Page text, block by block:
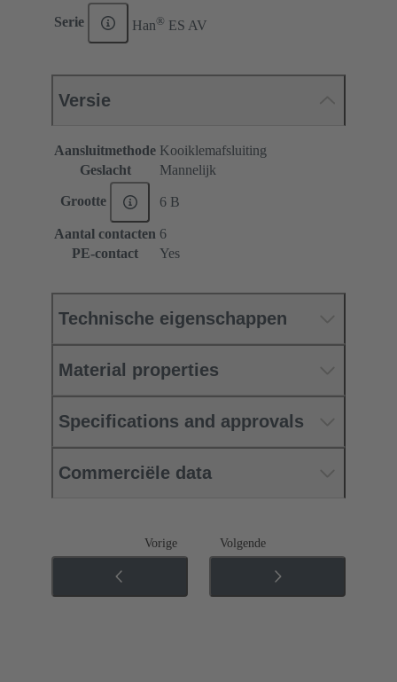
Serie Han® ES AV
Versie
Aansluitmethode Kooiklemafsluiting
Geslacht
Mannelijk
Grootte 6 B
Aantal contacten 6
PE-contact
Yes
Technische eigenschappen
Material properties
Specifications and approvals
Commerciële data
Vorige Volgende